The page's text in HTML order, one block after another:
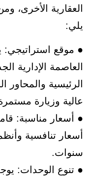
العقارية الأخرى،
يلي:
● موقع استراتيجي:
العاصمة الإدارية
الرئيسية
عالية وزيارة
● أسعار مناسبة:
سنوات.